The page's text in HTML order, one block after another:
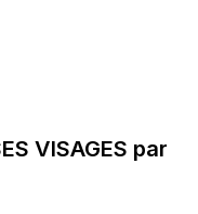
VISAGES par